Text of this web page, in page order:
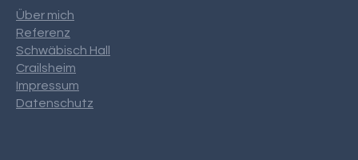
Über mich
Referenz
Schwäbisch Hall
Crailsheim
Impressum
Datenschutz